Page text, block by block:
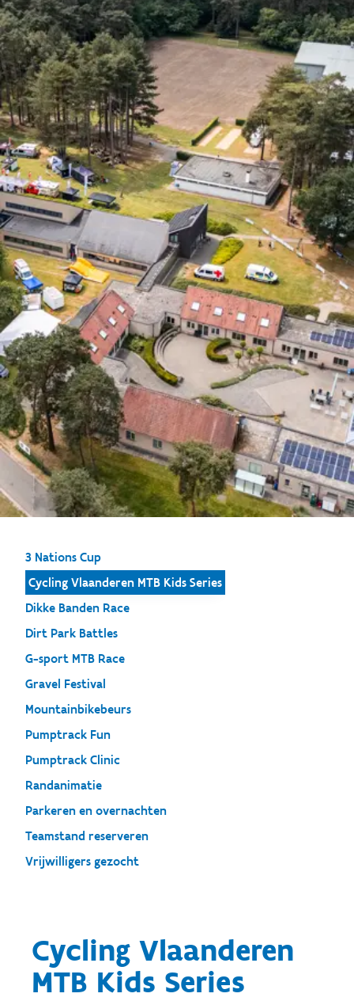
3 Nations Cup
Cycling Vlaanderen MTB Kids Series
Dikke Banden Race
Dirt Park Battles
G-sport MTB Race
Gravel Festival
Mountainbikebeurs
Pumptrack Fun
Pumptrack Clinic
Randanimatie
Parkeren en overnachten
Teamstand reserveren
Vrijwilligers gezocht
Cycling Vlaanderen
MTB Kids Series